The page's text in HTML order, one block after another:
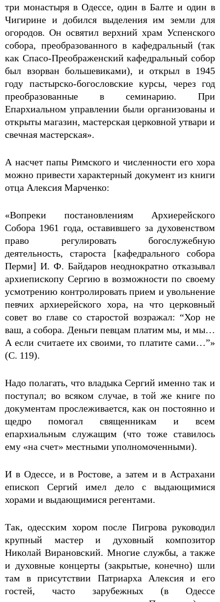
три монастыря в Одессе, один в Балте и один в
Чигирине и добился выделения им земли для
огородов. Он освятил верхний храм Успенского
собора, преобразованного в кафедральный (так
как Спасо-Преображенский кафедральный собор
был взорван большевиками), и открыл в 1945
году пастырско-богословские курсы, через год
преобразованные в семинарию. При
Епархиальном управлении были организованы и
открыты магазин, мастерская церковной утвари и
свечная мастерская».
А насчет папы Римского и численности его хора
можно привести характерный документ из книги
отца Алексия Марченко:
«Вопреки постановлениям Архиерейского
Собора 1961 года, оставившего за духовенством
право регулировать богослужебную
деятельность, староста [кафедрального собора
Перми] И. Ф. Байдаров неоднократно отказывал
архиепископу Сергию в возможности по своему
усмотрению контролировать прием и увольнение
певчих архиерейского хора, на что церковный
совет во главе со старостой возражал: “Хор не
ваш, а собора. Деньги певцам платим мы, и мы…
А если считаете их своими, то платите сами…”»
(С. 119).
Надо полагать, что владыка Сергий именно так и
поступал; во всяком случае, в той же книге по
документам прослеживается, как он постоянно и
щедро помогал священникам и всем
епархиальным служащим (что тоже ставилось
ему «на счет» местными уполномоченными).
И в Одессе, и в Ростове, а затем и в Астрахани
епископ Сергий имел дело с выдающимися
хорами и выдающимися регентами.
Так, одесским хором после Пигрова руководил
крупный мастер и духовный композитор
Николай Вирановский. Многие службы, а также
и духовные концерты (закрытые, конечно) шли
там в присутствии Патриарха Алексия и его
гостей, часто зарубежных (в Одессе